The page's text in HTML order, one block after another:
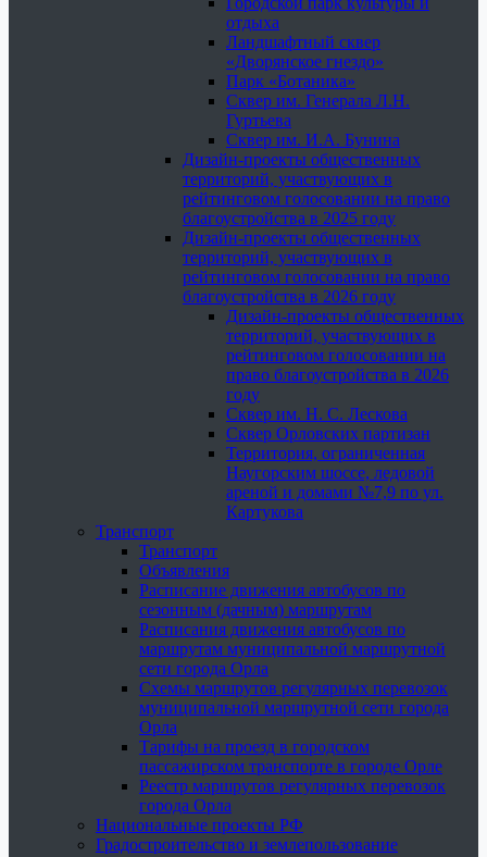
отдыха
Ландшафтный сквер
«Дворянское гнездо»
Парк «Ботаника»
Сквер им. Генерала Л.Н.
Гуртьева
Сквер им. И.А. Бунина
Дизайн-проекты общественных
территорий, участвующих в
рейтинговом голосовании на право
благоустройства в 2025 году
Дизайн-проекты общественных
территорий, участвующих в
рейтинговом голосовании на право
благоустройства в 2026 году
Дизайн-проекты общественных
территорий, участвующих в
рейтинговом голосовании на
право благоустройства в 2026
году
Сквер им. Н. С. Лескова
Сквер Орловских партизан
Территория, ограниченная
Наугорским шоссе, ледовой
ареной и домами №7,9 по ул.
Картукова
Транспорт
Транспорт
Объявления
Расписание движения автобусов по
сезонным (дачным) маршрутам
Расписания движения автобусов по
маршрутам муниципальной маршрутной
сети города Орла
Схемы маршрутов регулярных перевозок
муниципальной маршрутной сети города
Орла
Тарифы на проезд в городском
пассажирском транспорте в городе Орле
Реестр маршрутов регулярных перевозок
города Орла
Национальные проекты РФ
Градостроительство и землепользование